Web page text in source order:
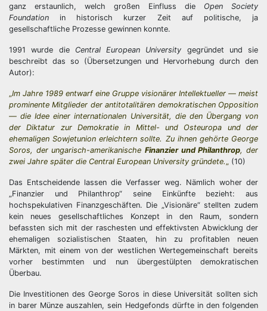
ganz erstaunlich, welch großen Einfluss die Open Society
Foundation in historisch kurzer Zeit auf politische, ja
gesellschaftliche Prozesse gewinnen konnte.
1991 wurde die Central European University gegründet und sie
beschreibt das so (Übersetzungen und Hervorhebung durch den
Autor):
„Im Jahre 1989 entwarf eine Gruppe visionärer Intellektueller — meist
prominente Mitglieder der antitotalitären demokratischen Opposition
— die Idee einer internationalen Universität, die den Übergang von
der Diktatur zur Demokratie in Mittel- und Osteuropa und der
ehemaligen Sowjetunion erleichtern sollte. Zu ihnen gehörte George
Soros, der ungarisch-amerikanische Finanzier und Philanthrop, der
zwei Jahre später die Central European University gründete. „ (10)
Das Entscheidende lassen die Verfasser weg. Nämlich woher der
„Finanzier und Philanthrop“ seine Einkünfte bezieht: aus
hochspekulativen Finanzgeschäften. Die „Visionäre“ stellten zudem
kein neues gesellschaftliches Konzept in den Raum, sondern
befassten sich mit der raschesten und effektivsten Abwicklung der
ehemaligen sozialistischen Staaten, hin zu profitablen neuen
Märkten, mit einem von der westlichen Wertegemeinschaft bereits
vorher bestimmten und nun übergestülpten demokratischen
Überbau.
Die Investitionen des George Soros in diese Universität sollten sich
in barer Münze auszahlen, sein Hedgefonds dürfte in den folgenden